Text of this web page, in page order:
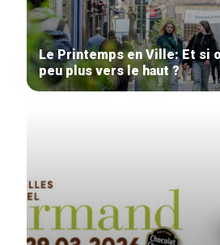
Le Printemps en Ville: Et si
peu plus vers le haut ?